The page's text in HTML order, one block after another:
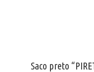
Saco preto